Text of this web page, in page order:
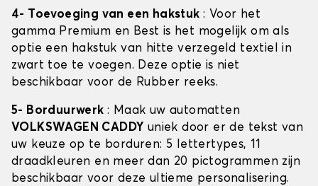
4- Toevoeging van een hakstuk : Voor het
gamma Premium en Best is het mogelijk om als
optie een hakstuk van hitte verzegeld textiel in
zwart toe te voegen. Deze optie is niet
beschikbaar voor de Rubber reeks.
5- Borduurwerk : Maak uw automatten
VOLKSWAGEN CADDY uniek door er de tekst van
uw keuze op te borduren: 5 lettertypes, 11
draadkleuren en meer dan 20 pictogrammen zijn
beschikbaar voor deze ultieme personalisering.